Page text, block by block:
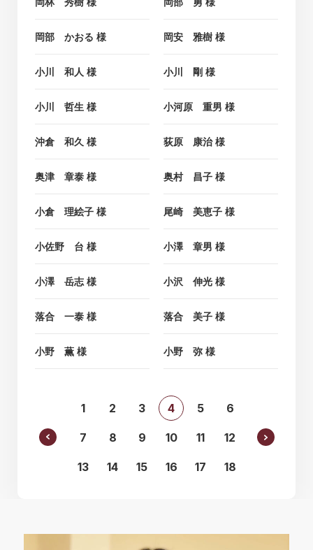
岡部 かおる 様 岡安 雅樹 様
小川 和人 様 小川 剛 様
小川 哲生 様 小河原 重男 様
沖倉 和久 様 荻原 康治 様
奥津 章泰 様 奥村 昌子 様
小倉 理絵子 様 尾崎 美恵子 様
小佐野 台 様 小澤 章男 様
小澤 岳志 様 小沢 伸光 様
落合 一泰 様 落合 美子 様
小野 薫 様 小野 弥 様
1 2 3 4 5 6
7 8 9 10 11 12
13 14 15 16 17 18